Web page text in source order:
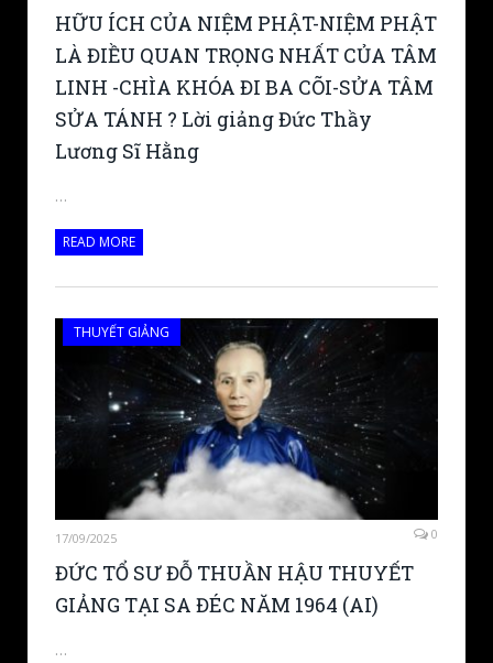
HỮU ÍCH CỦA NIỆM PHẬT-NIỆM PHẬT
LÀ ĐIỀU QUAN TRỌNG NHẤT CỦA TÂM
LINH -CHÌA KHÓA ĐI BA CÕI-SỬA TÂM
SỬA TÁNH ? Lời giảng Đức Thầy
Lương Sĩ Hằng
…
READ MORE
THUYẾT GIẢNG
17/09/2025 0
ĐỨC TỔ SƯ ĐỖ THUẦN HẬU THUYẾT
GIẢNG TẠI SA ĐÉC NĂM 1964 (AI)
…